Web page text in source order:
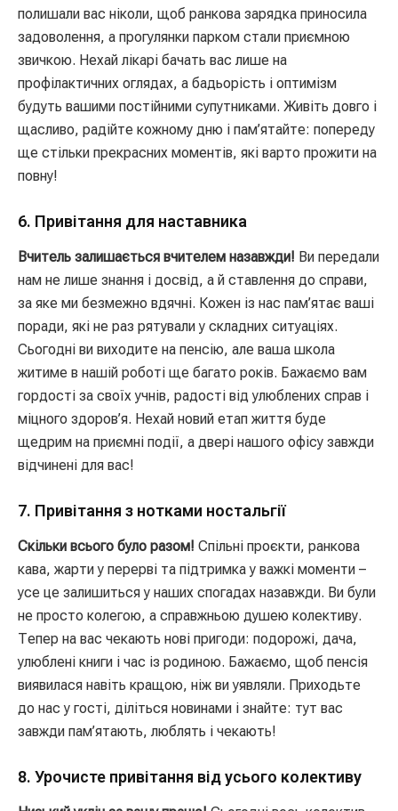
полишали вас ніколи, щоб ранкова зарядка приносила
задоволення, а прогулянки парком стали приємною
звичкою. Нехай лікарі бачать вас лише на
профілактичних оглядах, а бадьорість і оптимізм
будуть вашими постійними супутниками. Живіть довго і
щасливо, радійте кожному дню і пам’ятайте: попереду
ще стільки прекрасних моментів, які варто прожити на
повну!
6. Привітання для наставника
Вчитель залишається вчителем назавжди! Ви передали
нам не лише знання і досвід, а й ставлення до справи,
за яке ми безмежно вдячні. Кожен із нас пам’ятає ваші
поради, які не раз рятували у складних ситуаціях.
Сьогодні ви виходите на пенсію, але ваша школа
житиме в нашій роботі ще багато років. Бажаємо вам
гордості за своїх учнів, радості від улюблених справ і
міцного здоров’я. Нехай новий етап життя буде
щедрим на приємні події, а двері нашого офісу завжди
відчинені для вас!
7. Привітання з нотками ностальгії
Скільки всього було разом! Спільні проєкти, ранкова
кава, жарти у перерві та підтримка у важкі моменти –
усе це залишиться у наших спогадах назавжди. Ви були
не просто колегою, а справжньою душею колективу.
Тепер на вас чекають нові пригоди: подорожі, дача,
улюблені книги і час із родиною. Бажаємо, щоб пенсія
виявилася навіть кращою, ніж ви уявляли. Приходьте
до нас у гості, діліться новинами і знайте: тут вас
завжди пам’ятають, люблять і чекають!
8. Урочисте привітання від усього колективу